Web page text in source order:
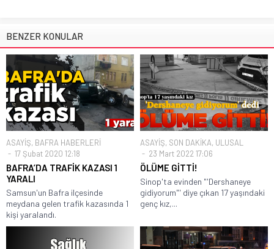
BENZER KONULAR
ASAYİŞ, BAFRA HABERLERİ
17 Şubat 2020 12:18
BAFRA’DA TRAFİK KAZASI 1
YARALI
Samsun'un Bafra ilçesinde
meydana gelen trafik kazasında 1
kişi yaralandı.
ASAYİŞ, SON DAKİKA, ULUSAL
23 Mart 2022 17:06
ÖLÜME GİTTİ!
Sinop'ta evinden "'Dershaneye
gidiyorum"' diye çıkan 17 yaşındaki
genç kız,...